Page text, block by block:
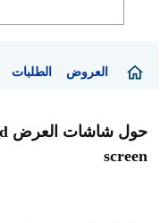
العروض الطلبات
screen